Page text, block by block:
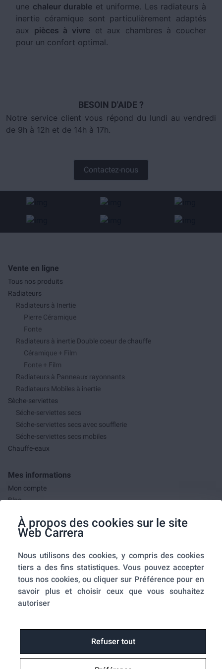
À propos des cookies sur le site
Web Carrera
Nous utilisons des cookies, y compris des cookies
tiers a des fins statistiques. Vous pouvez accepter
tous nos cookies, ou cliquer sur Préférence pour en
savoir plus et choisir ceux que vous souhaitez
autoriser
Refuser tout
une chaleur durable et uniforme. Les radiateurs à
inertie céramique sont particulièrement adaptés
aux pièces à vivreet aux chambres à coucher
pour un confort optimal.
BESOIN D'AIDE ?
Notre service client vous répond du lundi au vendredi
de 9h à 12h et de 14h à 17h.
Contactez-nous
Vente en ligne
Tous nos produits
Radiateurs
Radiateurs à Inertie
Pierre Céramique
Fonte
Radiateurs à inertie Double coeur de chauffe
Céramique + Film
Fonte + Film
Radiateurs à Panneaux rayonnants
Radiateurs Mobiles à inertie
Sèche-serviettes
Séche-serviettes secs
Séche-serviettes secs avec soufflerie
Séche-serviettes secs mobiles
Chauffe-eaux
Mes informations
Mon compte
Blog
Mes commandes
A propos de nous
A propos
Mentions légales
Conditions générales de ventes
Utilisation des cookies